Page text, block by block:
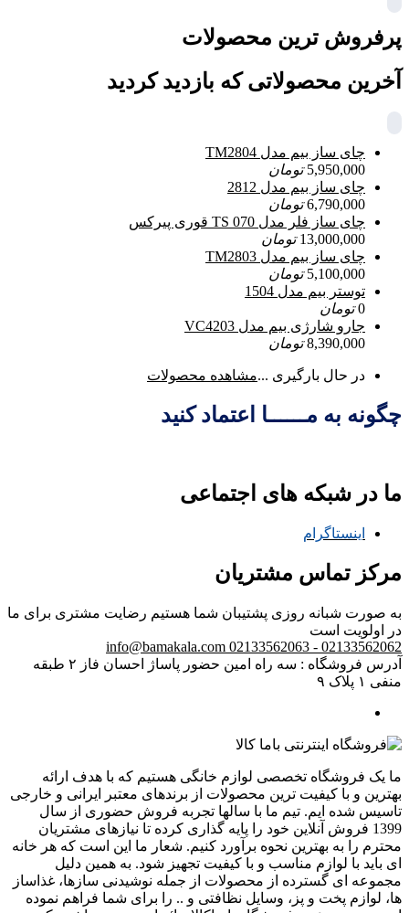
پرفروش ترین محصولات
آخرین محصولاتی که بازدید کردید
چای ساز بیم مدل TM2804
5,950,000 تومان
چای ساز بیم مدل 2812
6,790,000 تومان
چای ساز فلر مدل TS 070 قوری پیرکس
13,000,000 تومان
چای ساز بیم مدل TM2803
5,100,000 تومان
توستر بیم مدل 1504
0 تومان
جارو شارژی بیم مدل VC4203
8,390,000 تومان
در حال بارگیری ...مشاهده محصولات
چگونه به مــــــا اعتماد کنید
ما در شبکه های اجتماعی
اینستاگرام
مرکز تماس مشتریان
به صورت شبانه روزی پشتیبان شما هستیم رضایت مشتری برای ما
در اولویت است
02133562062 - 02133562063
info@bamakala.com
آدرس فروشگاه : سه راه امین حضور پاساژ احسان فاز ۲ طبقه
منفی ۱ پلاک ۹
ما یک فروشگاه تخصصی لوازم خانگی هستیم که با هدف ارائه
بهترین و با کیفیت ترین محصولات از برندهای معتبر ایرانی و خارجی
تاسیس شده ایم. تیم ما با سالها تجربه فروش حضوری از سال
1399 فروش آنلاین خود را پایه گذاری کرده تا نیازهای مشتریان
محترم را به بهترین نحوه برآورد کنیم. شعار ما این است که هر خانه
ای باید با لوازم مناسب و با کیفیت تجهیز شود. به همین دلیل
مجموعه ای گسترده از محصولات از جمله نوشیدنی سازها، غذاساز
ها، لوازم پخت و پز، وسایل نظافتی و .. را برای شما فراهم نموده